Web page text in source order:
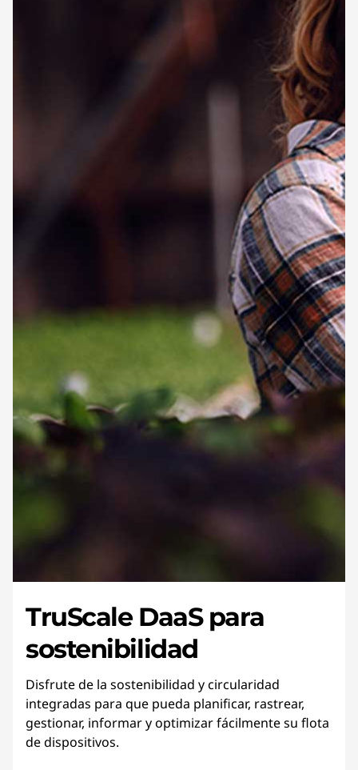
TruScale DaaS para
sostenibilidad
Disfrute de la sostenibilidad y circularidad
integradas para que pueda planificar, rastrear,
gestionar, informar y optimizar fácilmente su flota
de dispositivos.